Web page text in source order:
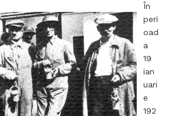
În
peri
oad
a
19
ian
uari
e
192